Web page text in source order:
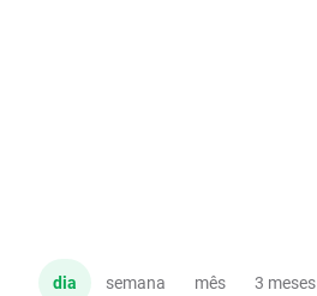
dia semana mês 3 meses